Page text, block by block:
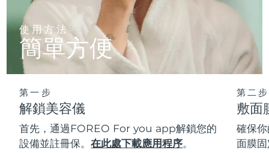
使用方法
簡單方便
第一步
解鎖美容儀
首先，通過FOREO For you app解鎖您的
設備並註冊保。在此處下載應用程序。
第二步
敷面
確保
面膜